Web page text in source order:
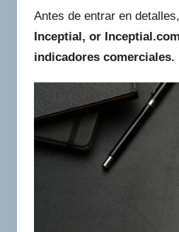
Antes de entrar en
Inceptial, or
indicadores comerciales.